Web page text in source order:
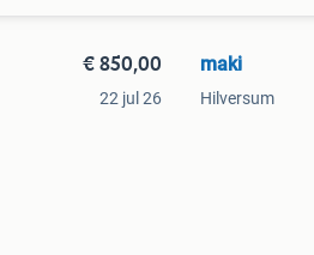
€ 850,00
22 jul 26
maki
Hilversum